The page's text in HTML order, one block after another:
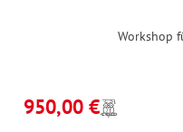
Regulärer Preis:
950,00 €
Workshop
Preise
inkl.